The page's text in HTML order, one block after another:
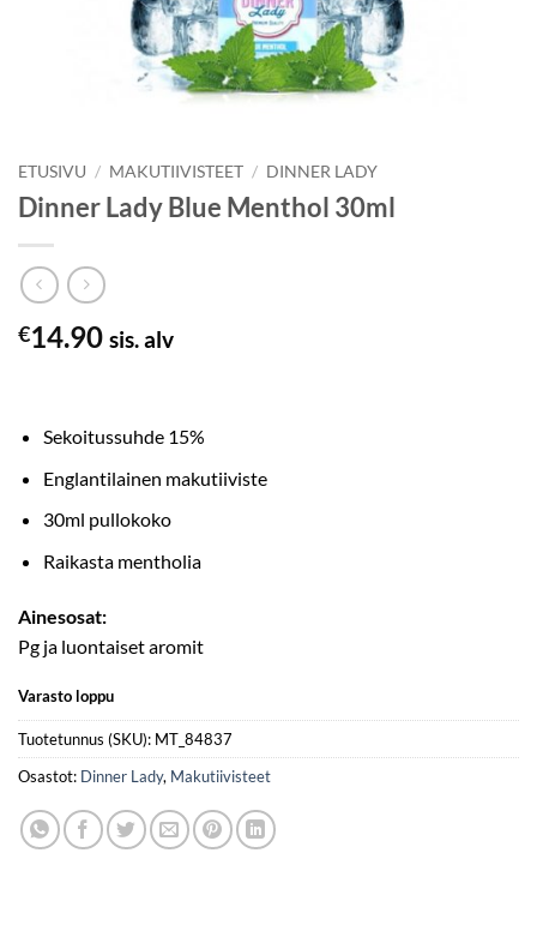
ETUSIVU / MAKUTIIVISTEET / DINNER LADY
Dinner Lady Blue Menthol 30ml
€14.90 sis. alv
Sekoitussuhde 15%
Englantilainen makutiiviste
30ml pullokoko
Raikasta mentholia
Ainesosat:
Pg ja luontaiset aromit
Varasto loppu
Tuotetunnus (SKU): MT_84837
Osastot: Dinner Lady, Makutiivisteet